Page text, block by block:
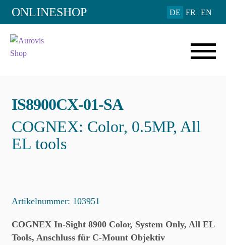
ONLINESHOP DE FR EN
IS8900CX-01-SA
COGNEX: Color, 0.5MP, All
EL tools
Add to Wishlist
Artikelnummer: 103951
COGNEX In-Sight 8900 Color, System Only, All EL
Tools, Anschluss für C-Mount Objektiv